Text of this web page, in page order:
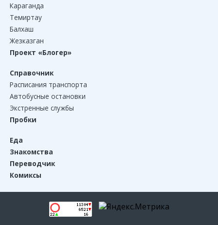
Караганда
Темиртау
Балхаш
Жезказган
Проект «Блогер»
Справочник
Расписания транспорта
Автобусные остановки
Экстренные службы
Пробки
Еда
Знакомства
Переводчик
Комиксы